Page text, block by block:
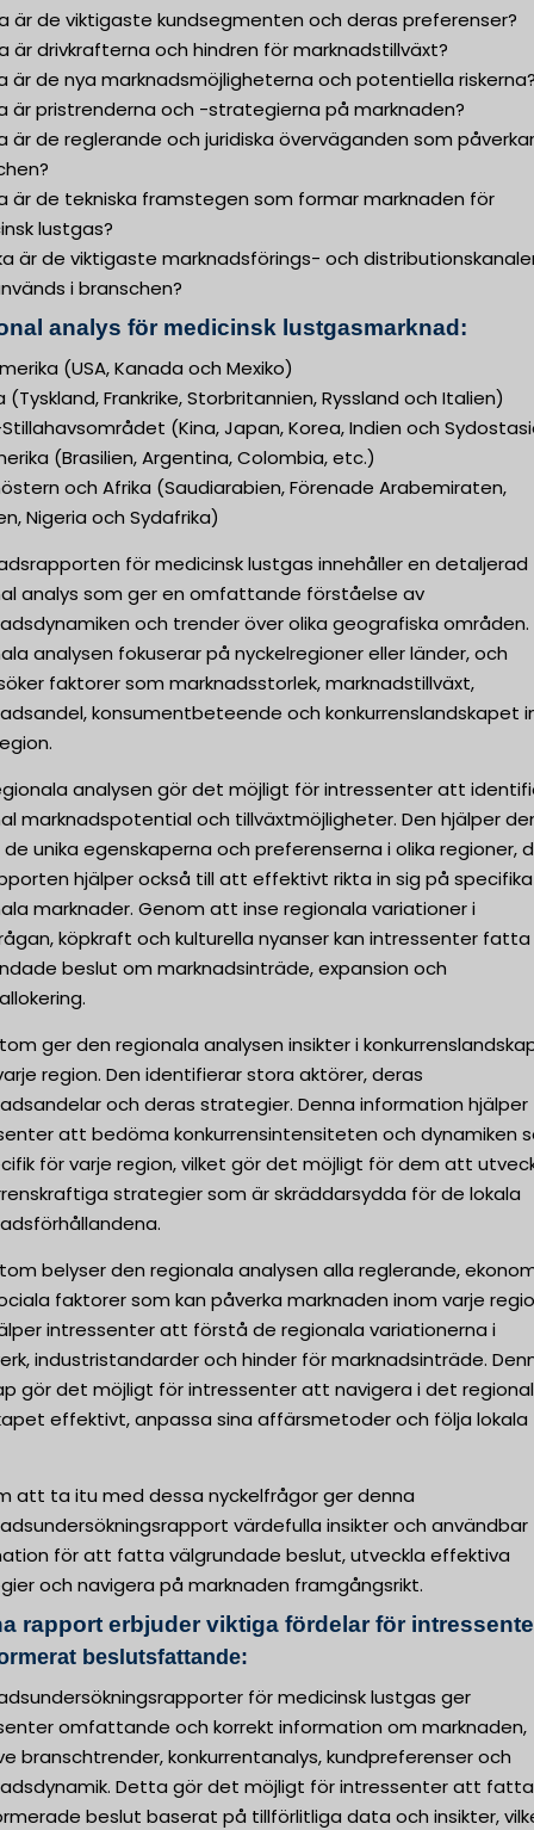
är de viktigaste kundsegmenten och deras preferenser?
är drivkrafterna och hindren för marknadstillväxt?
är de nya marknadsmöjligheterna och potentiella
är pristrenderna och -strategierna på marknaden?
är de reglerande och juridiska överväganden som påverkar
är de tekniska framstegen som formar marknaden för
lustgas?
är de viktigaste marknadsförings- och
i branschen?
analys för medicinsk lustgasmarknad:
(USA, Kanada och Mexiko)
(Tyskland, Frankrike, Storbritannien, Ryssland och Italien)
(Kina, Japan, Korea, Indien och
(Brasilien, Argentina, Colombia, etc.)
och Afrika (Saudiarabien, Förenade Arabemiraten,
Nigeria och Sydafrika)
för medicinsk lustgas innehåller en detaljerad
analys som ger en omfattande förståelse av
och trender över olika geografiska områden.
analysen fokuserar på nyckelregioner eller länder, och
faktorer som marknadsstorlek, marknadstillväxt,
konsumentbeteende och konkurrenslandskapet
analysen gör det möjligt för intressenter att
marknadspotential och tillväxtmöjligheter. Den hjälper
unika egenskaperna och preferenserna i olika regioner,
hjälper också till att effektivt rikta in sig på specifika
marknader. Genom att inse regionala variationer i
köpkraft och kulturella nyanser kan intressenter fatta
beslut om marknadsinträde, expansion och
ger den regionala analysen insikter i
region. Den identifierar stora aktörer, deras
och deras strategier. Denna information hjälper
att bedöma konkurrensintensiteten och dynamiken
för varje region, vilket gör det möjligt för dem att
strategier som är skräddarsydda för de lokala
belyser den regionala analysen alla reglerande,
faktorer som kan påverka marknaden inom varje
intressenter att förstå de regionala variationerna i
industristandarder och hinder för marknadsinträde.
gör det möjligt för intressenter att navigera i det
effektivt, anpassa sina affärsmetoder och följa lokala
att ta itu med dessa nyckelfrågor ger denna
värdefulla insikter och användbar
för att fatta välgrundade beslut, utveckla effektiva
och navigera på marknaden framgångsrikt.
rapport erbjuder viktiga fördelar för
beslutsfattande:
för medicinsk lustgas ger
omfattande och korrekt information om marknaden,
branschtrender, konkurrentanalys, kundpreferenser och
Detta gör det möjligt för intressenter att fatta
beslut baserat på tillförlitliga data och insikter,